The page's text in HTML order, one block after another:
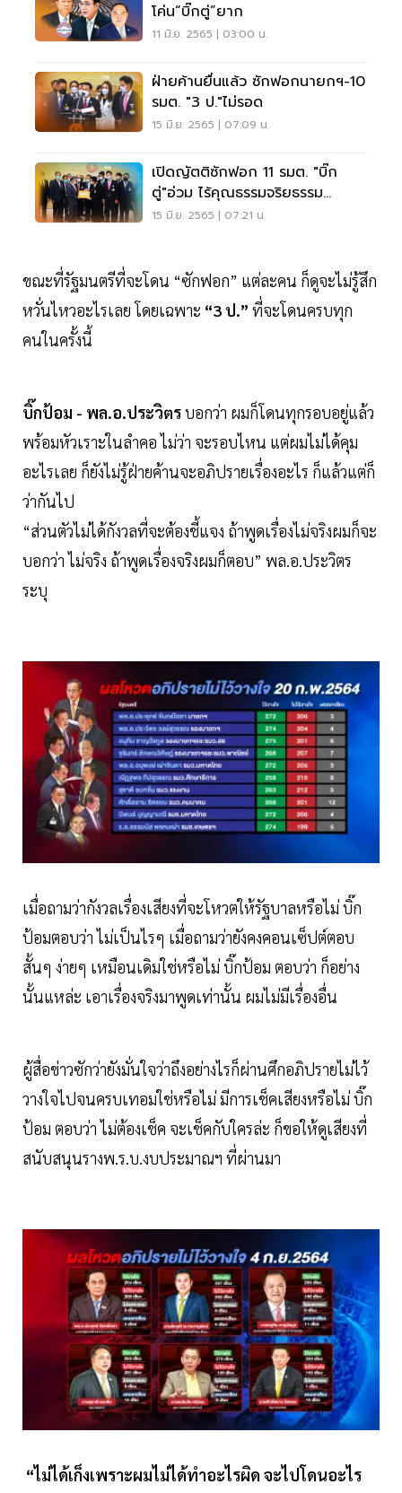
โค่น“บิ๊กตู่”ยาก
11 มิ.ย. 2565 | 03:00 น.
ฝ่ายค้านยื่นแล้ว ซักฟอกนายกฯ-10
รมต. "3 ป."ไม่รอด
15 มิ.ย. 2565 | 07:09 น.
เปิดญัตติซักฟอก 11 รมต. "บิ๊ก
ตู่"อ่วม ไร้คุณธรรมจริยธรรม
บริหารล้มเหลว
15 มิ.ย. 2565 | 07:21 น.
ขณะที่รัฐมนตรีที่จะโดน “ซักฟอก” แต่ละคน ก็ดูจะไม่รู้สึก
หวั่นไหวอะไรเลย โดยเฉพาะ “3 ป.” ที่จะโดนครบทุก
คนในครั้งนี้
บิ๊กป้อม - พล.อ.ประวิตรบอกว่า ผมก็โดนทุกรอบอยู่แล้ว
พร้อมหัวเราะในลำคอ ไม่ว่า จะรอบไหน แต่ผมไม่ได้คุม
อะไรเลย ก็ยังไม่รู้ฝ่ายค้านจะอภิปรายเรื่องอะไร ก็แล้วแต่ก็
ว่ากันไป
“ส่วนตัวไม่ได้กังวลที่จะต้องชี้แจง ถ้าพูดเรื่องไม่จริงผมก็จะ
บอกว่า ไม่จริง ถ้าพูดเรื่องจริงผมก็ตอบ” พล.อ.ประวิตร
ระบุ
เมื่อถามว่ากังวลเรื่องเสียงที่จะโหวตให้รัฐบาลหรือไม่ บิ๊ก
ป้อมตอบว่า ไม่เป็นไรๆ เมื่อถามว่ายังคงคอนเซ็ปต์ตอบ
สั้นๆ ง่ายๆ เหมือนเดิมใช่หรือไม่ บิ๊กป้อม ตอบว่า ก็อย่าง
นั้นแหล่ะ เอาเรื่องจริงมาพูดเท่านั้น ผมไม่มีเรื่องอื่น
ผู้สื่อข่าวซักว่ายังมั่นใจว่าถึงอย่างไรก็ผ่านศึกอภิปรายไม่ไว้
วางใจไปจนครบเทอมใช่หรือไม่ มีการเช็คเสียงหรือไม่ บิ๊ก
ป้อม ตอบว่า ไม่ต้องเช็ค จะเช็คกับใครล่ะ ก็ขอให้ดูเสียงที่
สนับสนุนรางพ.ร.บ.งบประมาณฯ ที่ผ่านมา
“ไม่ได้เก็งเพราะผมไม่ได้ทำอะไรผิด จะไปโดนอะไร